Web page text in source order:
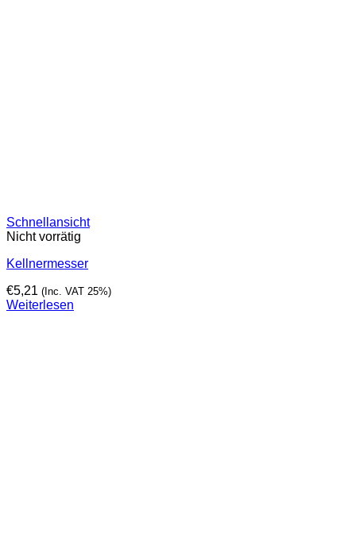
Schnellansicht
Nicht vorrätig
Kellnermesser
€5,21 (Inc. VAT 25%)
Weiterlesen